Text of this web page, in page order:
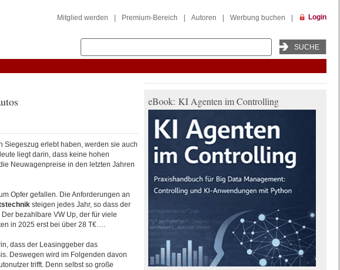
Mitglied werden Premium-Bereich Autoren Werbung buchen Login
erlebt haben, werden sie auch
liegt darin, dass keine hohen
Neuwagenpreise in den letzten Jahren
Opfer gefallen. Die Anforderungen an
steigen jedes Jahr, so dass der
bezahlbare VW Up, der für viele
in 2025 erst bei über 28 T€….
dass der Leasinggeber das
Deswegen wird im Folgenden davon
trifft. Denn selbst so große
eBook: KI Agenten im Controlling